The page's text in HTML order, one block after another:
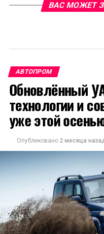
ВАС МОЖЕТ
АВТОПРОМ
Обновлённый
технологии и
уже этой
Опубликовано 2 месяца